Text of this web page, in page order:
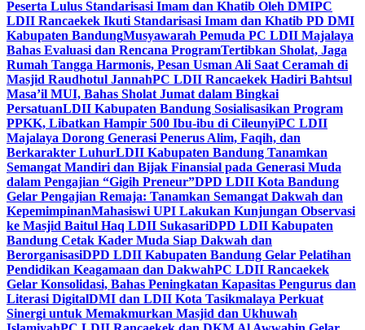
Peserta Lulus Standarisasi Imam dan Khatib Oleh DMIPC
LDII Rancaekek Ikuti Standarisasi Imam dan Khatib PD DMI
Kabupaten BandungMusyawarah Pemuda PC LDII Majalaya
Bahas Evaluasi dan Rencana ProgramTertibkan Sholat, Jaga
Rumah Tangga Harmonis, Pesan Usman Ali Saat Ceramah di
Masjid Raudhotul JannahPC LDII Rancaekek Hadiri Bahtsul
Masa’il MUI, Bahas Sholat Jumat dalam Bingkai
PersatuanLDII Kabupaten Bandung Sosialisasikan Program
PPKK, Libatkan Hampir 500 Ibu-ibu di CileunyiPC LDII
Majalaya Dorong Generasi Penerus Alim, Faqih, dan
Berkarakter LuhurLDII Kabupaten Bandung Tanamkan
Semangat Mandiri dan Bijak Finansial pada Generasi Muda
dalam Pengajian “Gigih Preneur”DPD LDII Kota Bandung
Gelar Pengajian Remaja: Tanamkan Semangat Dakwah dan
KepemimpinanMahasiswi UPI Lakukan Kunjungan Observasi
ke Masjid Baitul Haq LDII SukasariDPD LDII Kabupaten
Bandung Cetak Kader Muda Siap Dakwah dan
BerorganisasiDPD LDII Kabupaten Bandung Gelar Pelatihan
Pendidikan Keagamaan dan DakwahPC LDII Rancaekek
Gelar Konsolidasi, Bahas Peningkatan Kapasitas Pengurus dan
Literasi DigitalDMI dan LDII Kota Tasikmalaya Perkuat
Sinergi untuk Memakmurkan Masjid dan Ukhuwah